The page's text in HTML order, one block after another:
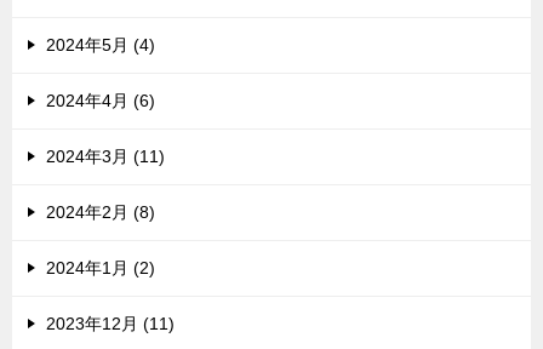
2024年5月 (4)
2024年4月 (6)
2024年3月 (11)
2024年2月 (8)
2024年1月 (2)
2023年12月 (11)